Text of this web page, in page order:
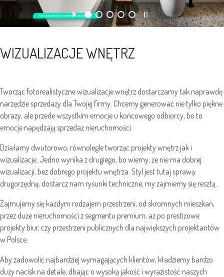
SETKI ZREALIZOWANYCH INWESTYCJI OD 2011 ROKU.
WIZUALIZACJE WNĘTRZ
Tworząc fotorealistyczne wizualizacje wnętrz dostarczamy tak naprawdę
narzędzie sprzedaży dla Twojej firmy. Chcemy generować nie tylko piękne
obrazy, ale przede wszystkim emocje u końcowego odbiorcy, bo to
emocje napędzają sprzedaż nieruchomości.
Działamy dwutorowo, równolegle tworząc projekty wnętrz jak i
wizualizacje. Jedno wynika z drugiego, bo wiemy, że nie ma dobrej
wizualizacji, bez dobrego projektu wnętrza. Styl jest tutaj sprawą
drugorzędną, dostarcz nam rysunki techniczne, my zajmiemy się resztą.
Zajmujemy się każdym rodzajem przestrzeni, od skromnych mieszkań,
przez duże nieruchomości z segmentu premium, aż po prestiżowe
projekty biur, czy przestrzeni publicznych dla największych projektantów
w Polsce.
Aby zadowolić najbardziej wymagających klientów, kładziemy bardzo
duży nacisk na detale, dbając o wysoką jakość i wyrazistość naszych